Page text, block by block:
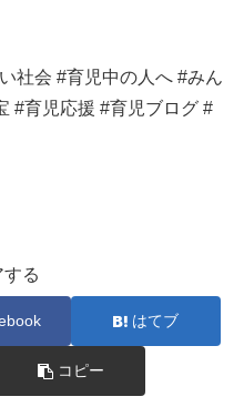
社会 #育児中の人へ #みん
#育児応援 #育児ブログ #
する
はてブ
コピー